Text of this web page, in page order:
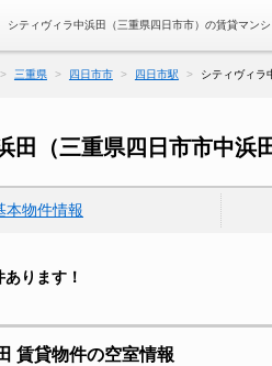
シティヴィラ中浜田（三重県四日市市）の賃貸マン
三重県 四日市市 四日市駅 シティヴィラ
田（三重県四日市市中浜
本物件情報
あります！
賃貸物件の空室情報